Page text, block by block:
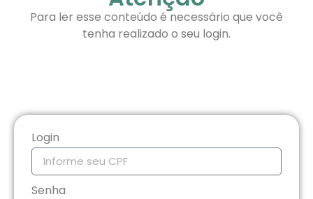
Para ler esse conteúdo é necessário que você
tenha realizado o seu login.
Login
Senha